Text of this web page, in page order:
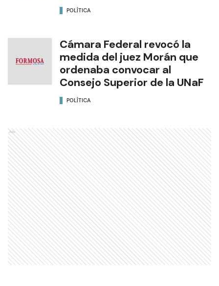
POLÍTICA
Cámara Federal revocó la
medida del juez Morán que
ordenaba convocar al
Consejo Superior de la UNaF
POLÍTICA
Ads